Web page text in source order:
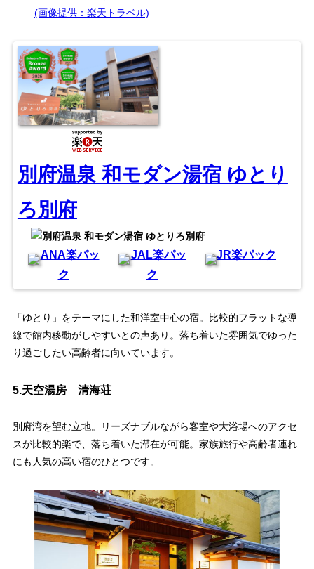
(画像提供：楽天トラベル)
別府温泉 和モダン湯宿 ゆとり
ろ別府
ANA楽パッ
ク
JAL楽パッ
ク
JR楽パック
「ゆとり」をテーマにした和洋室中心の宿。比較的フラットな導
線で館内移動がしやすいとの声あり。落ち着いた雰囲気でゆった
り過ごしたい高齢者に向いています。
5.天空湯房 清海荘
別府湾を望む立地。リーズナブルながら客室や大浴場へのアクセ
スが比較的楽で、落ち着いた滞在が可能。家族旅行や高齢者連れ
にも人気の高い宿のひとつです。